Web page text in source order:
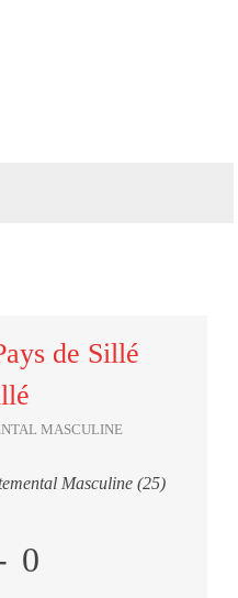
de Sillé
MASCULINE
Masculine (25)
0